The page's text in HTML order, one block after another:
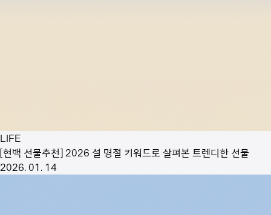
LIFE
[현백 선물추천] 2026 설 명절 키워드로 살펴본 트렌디한 선물
2026. 01. 14